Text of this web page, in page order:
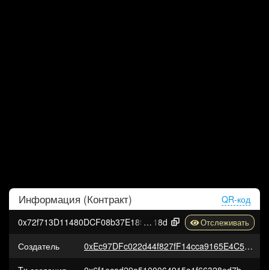
Информация (Контракт)
QR-код
0x72f713D11480DCF08b37E1898670e736688D2
18d
Создатель
0xEc97DFc022d44f827fF14cca9165E4C53C27C335